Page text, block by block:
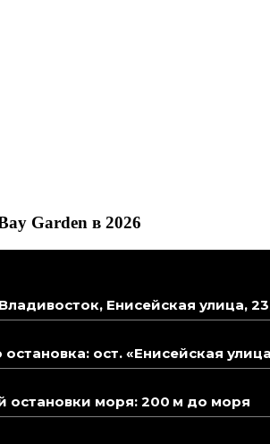
Garden в 2026
Енисейская улица,
ост. «Енисейская
моря: 200 м до моря